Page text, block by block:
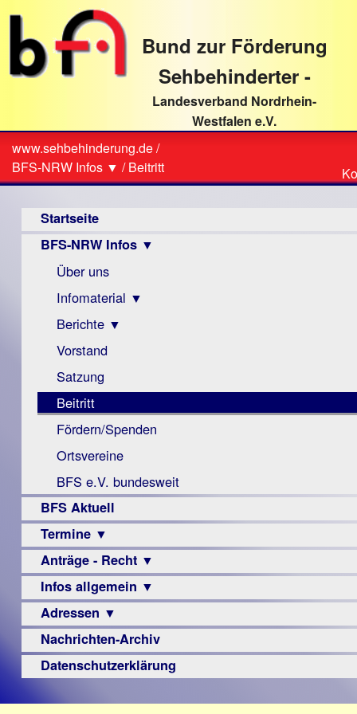
direkt
Textinhalt
Bund zur Förderung
Sehbehinderter -
Landesverband Nordrhein-
Westfalen e.V.
Sie
sind
hier
www.sehbehinderung.de/
BFS-NRW Infos ▼ /Beitritt
Startseite
BFS-NRW Infos ▼
Über uns
Infomaterial ▼
Visus
Zeitschrift
Monokular
Mac
Instagram-
Links
Berichte ▼
Archiv
Berichte
Vorstand
Satzung
Beitritt
Fördern/Spenden
Ortsvereine
BFS e.V. bundesweit
BFS Aktuell
Termine ▼
Veranstaltungsprogramme
Anträge - Recht ▼
Archiv
Urteile
Infos allgemein ▼
Sehbehinderung
Frühförderung
Schule
–
Adressen ▼
Augenoptiker
Berufsbildungswerke
Nachrichten-Archiv
Datenschutzerklärung